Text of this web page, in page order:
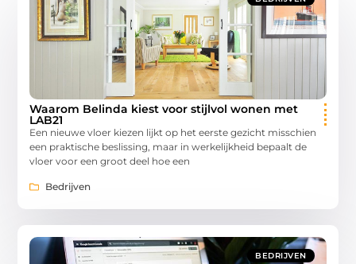
Waarom Belinda kiest voor stijlvol wonen met
LAB21
Een nieuwe vloer kiezen lijkt op het eerste gezicht misschien
een praktische beslissing, maar in werkelijkheid bepaalt de
vloer voor een groot deel hoe een
Bedrijven
BEDRIJVEN